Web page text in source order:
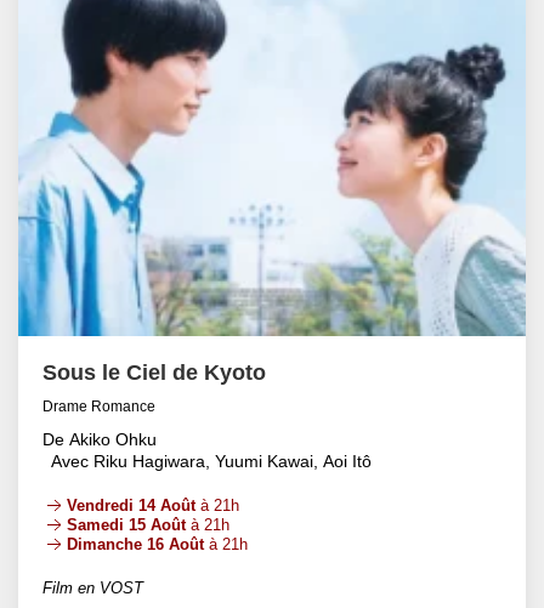
Sous le Ciel de Kyoto
Drame Romance
De Akiko Ohku
Avec Riku Hagiwara, Yuumi Kawai, Aoi Itô
Vendredi 14 Aoûtà 21h
Samedi 15 Aoûtà 21h
Dimanche 16 Aoûtà 21h
Film en VOST